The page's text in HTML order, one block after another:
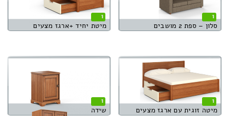
1
סלון – ספת 2 מושבים
1
מיטת יחיד +ארגז מצעים
1
מיטה זוגית עם ארגז מצעים
1
שידה